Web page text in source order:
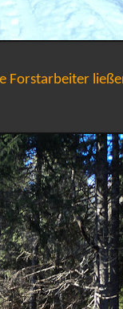
Forstarbeiter